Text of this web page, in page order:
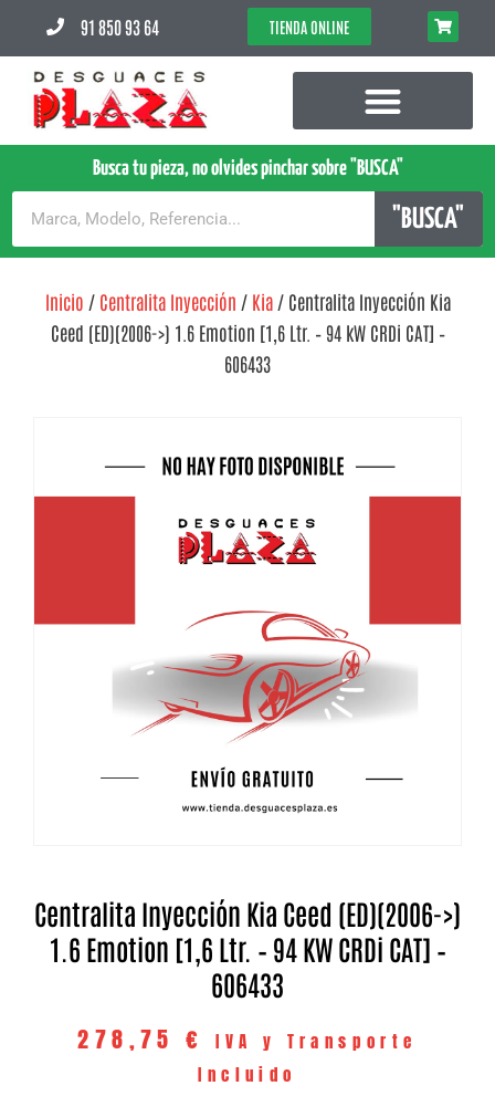
91 850 93 64 TIENDA ONLINE
Busca tu pieza, no olvides pinchar sobre "BUSCA"
"BUSCA"
Inicio / Centralita Inyección / Kia/ Centralita Inyección Kia
Ceed (ED)(2006->) 1.6 Emotion [1,6 Ltr. – 94 kW CRDi CAT] –
606433
Centralita Inyección Kia Ceed (ED)(2006->)
1.6 Emotion [1,6 Ltr. – 94 KW CRDi CAT] –
606433
278,75€
IVA y Transporte
Incluido